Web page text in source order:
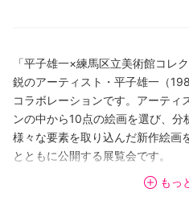
「平子雄一×練馬区立美術館コレ
鋭のアーティスト・平子雄一（
コラボレーションです。アーティ
ンの中から10点の絵画を選び、分
様々な要素を取り込んだ新作絵画
とともに公開する展覧会です。
平子雄一は、植物や自然と人間の
性の中に浮上する曖昧さや疑問を
もっ